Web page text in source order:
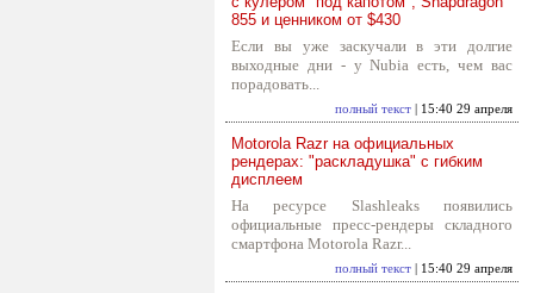
855 и ценником от $430
Если вы уже заскучали в эти долгие
выходные дни - у Nubia есть, чем вас
порадовать...
полный текст | 15:40 29 апреля
Motorola Razr на официальных
рендерах: "раскладушка" с гибким
дисплеем
На ресурсе Slashleaks появились
официальные пресс-рендеры складного
смартфона Motorola Razr...
полный текст | 15:40 29 апреля